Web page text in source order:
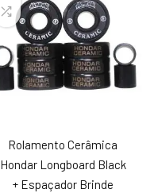
Rolamento Cerâmica
Hondar Longboard Black
+ Espaçador Brinde